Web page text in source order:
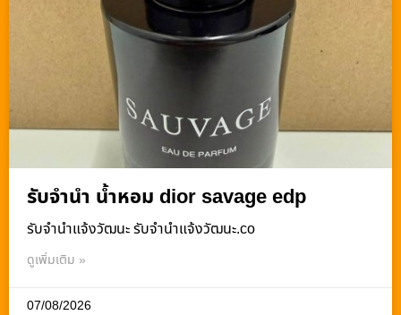
รับจำนำ น้ำหอม dior savage edp
รับจํานําแจ้งวัฒนะ รับจํานําแจ้งวัฒนะ.co
ดูเพิ่มเติม »
07/08/2026